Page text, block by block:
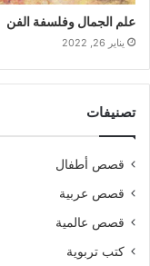
علم الجمال وفلسفة الفن
يناير 26, 2022
تصنيفات
قصص أطفال
قصص عربية
قصص عالمية
كتب تربوية